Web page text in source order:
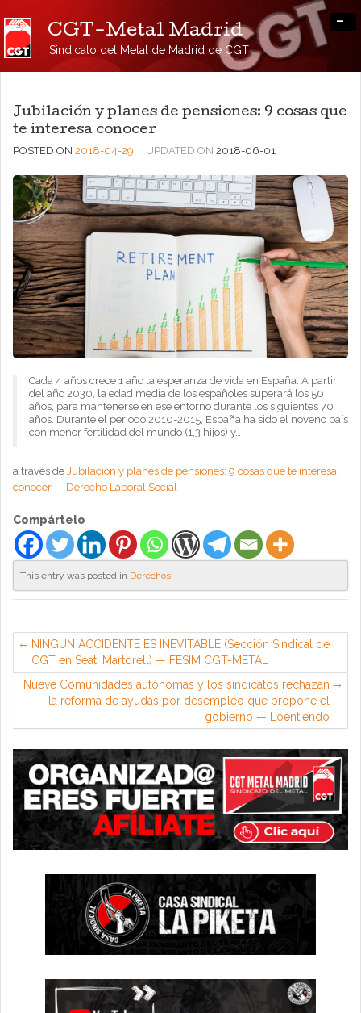
CGT-Metal Madrid
Sindicato del Metal de Madrid de CGT
-
Jubilación y planes de pensiones: 9 cosas que
te interesa conocer
POSTED ON 2018-04-29 UPDATED ON 2018-06-01
Cada 4 años crece 1 año la esperanza de vida en España. A partir
del año 2030, la edad media de los españoles superará los 50
años, para mantenerse en ese entorno durante los siguientes 70
años. Durante el periodo 2010-2015, España ha sido el noveno país
con menor fertilidad del mundo (1,3 hijos) y…
a través de Jubilación y planes de pensiones: 9 cosas que te interesa
conocer — Derecho Laboral Social
Compártelo
This entry was posted in Derechos.
NINGUN ACCIDENTE ES INEVITABLE (Sección Sindical de
CGT en Seat, Martorell) — FESIM CGT-METAL
Nueve Comunidades autónomas y los sindicatos rechazan
la reforma de ayudas por desempleo que propone el
gobierno — Loentiendo